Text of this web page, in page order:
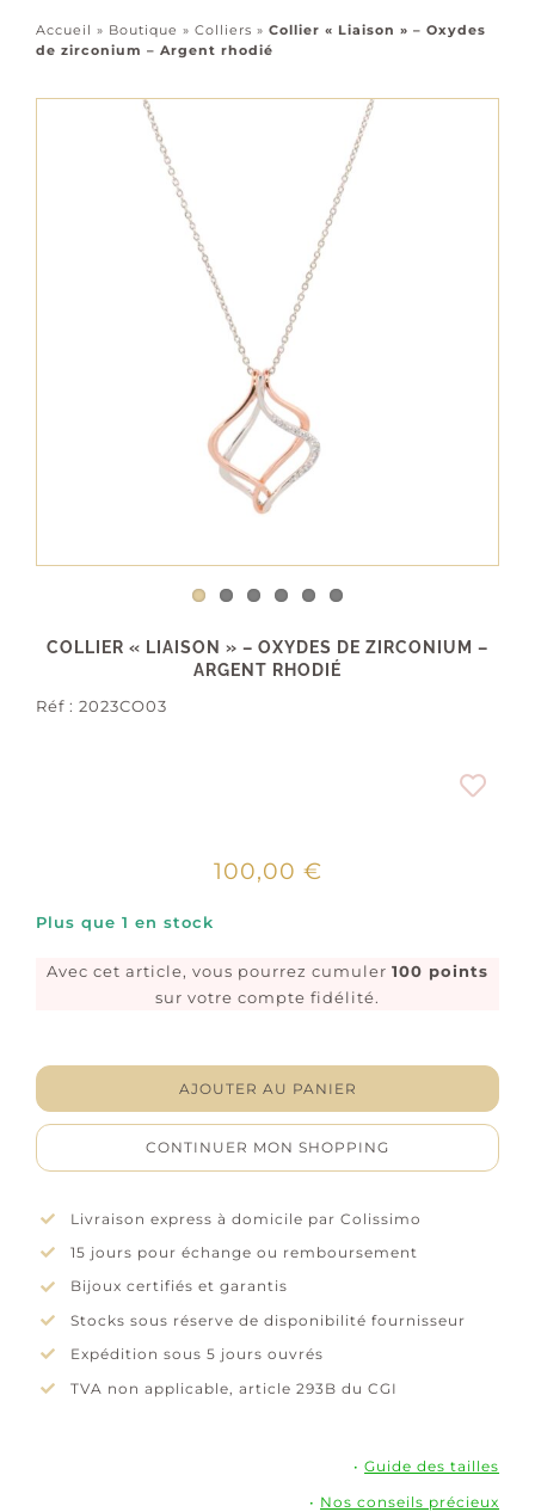
Accessoires
Tous les bijoux
Accueil » Boutique » Colliers » Collier « Liaison » – Oxydes
de zirconium – Argent rhodié
COLLIER « LIAISON » – OXYDES DE ZIRCONIUM –
ARGENT RHODIÉ
Réf : 2023CO03
100,00 €
Plus que 1 en stock
Avec cet article, vous pourrez cumuler 100 points
sur votre compte fidélité.
de
Collier
"Liaison"
Argent
rhodié
AJOUTER AU PANIER
CONTINUER MON SHOPPING
Livraison express à domicile par Colissimo
15 jours pour échange ou remboursement
Bijoux certifiés et garantis
Stocks sous réserve de disponibilité fournisseur
Expédition sous 5 jours ouvrés
TVA non applicable, article 293B du CGI
•Guide des tailles
• Nos conseils précieux